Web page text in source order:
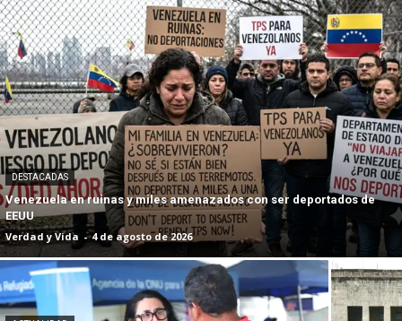
DESTACADAS
Venezuela en ruinas y miles amenazados con ser deportados de
EEUU
Verdad y Vida - 4 de agosto de 2026